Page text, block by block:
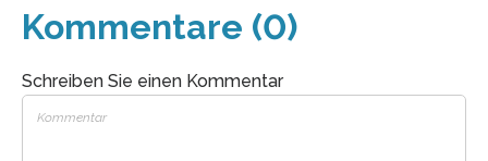
Kommentare (0)
Schreiben Sie einen Kommentar